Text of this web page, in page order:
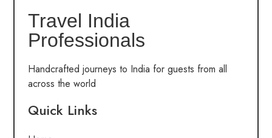
Travel India
Professionals
Handcrafted journeys to India for guests from all
across the world
Quick Links